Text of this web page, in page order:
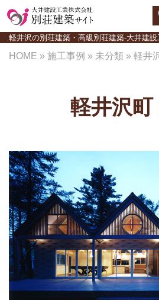
軽井沢の別荘建築・高級別荘建築-大井建
HOME » 施工事例 » 未分類 » 軽井
軽井沢町